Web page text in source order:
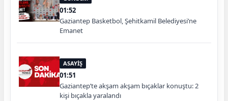
01:52
Gaziantep Basketbol, Şehitkamil Belediyesi’ne
Emanet
ASAYİŞ
01:51
Gaziantep’te akşam akşam bıçaklar konuştu: 2
kişi bıçakla yaralandı